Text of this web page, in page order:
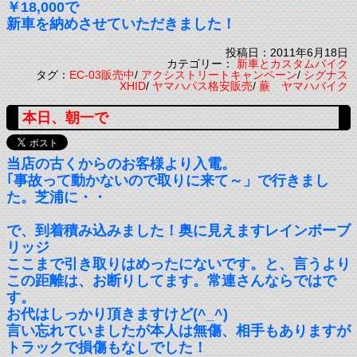
￥18,000で
新車を納めさせていただきました！
投稿日：2011年6月18日
カテゴリー：新車とカスタムバイク
タグ：EC-03販売中/アクシストリートキャンペーン/シグナス
XHID/ヤマハパス格安販売/蕨 ヤマハバイク
本日、朝一で
当店の古くからのお客様より入電。
｢事故って動かないので取りに来て～」で行きまし
た。芝浦に・・
で、到着積み込みました！奥に見えますレインボーブ
リッジ
ここまで引き取りはめったにないです。と、言うより
この距離は、お断りしてます。常連さんならではで
す。
お代はしっかり頂きますけど(^_^)
言い忘れていましたが本人は無傷、相手もありますが
トラックで損傷もなしでした！